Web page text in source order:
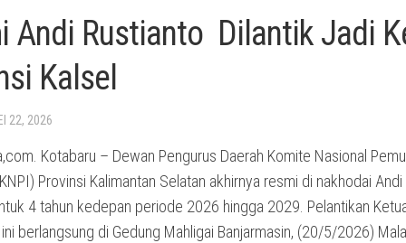
Andi Rustianto Dilantik Jadi
Kalsel
22, 2026
Kotabaru – Dewan Pengurus Daerah Komite Nasional
Provinsi Kalimantan Selatan akhirnya resmi di nakhodai Andi
4 tahun kedepan periode 2026 hingga 2029. Pelantikan
berlangsung di Gedung Mahligai Banjarmasin, (20/5/2026)